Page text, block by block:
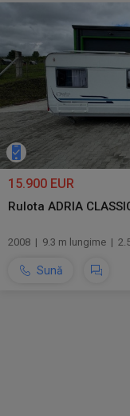
15.900 EUR
Rulota ADRIA
2008 | 9.3 m lungime |
Sună